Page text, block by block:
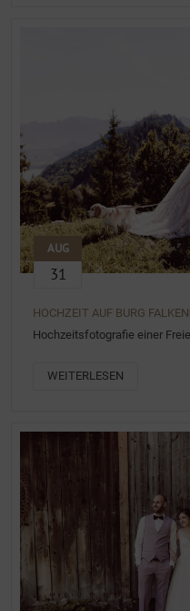
AUG
31
HOCHZEIT AUF BURG
Hochzeitsfotografie einer
WEITERLESEN